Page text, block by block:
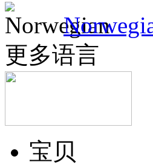
更多语言
宝贝